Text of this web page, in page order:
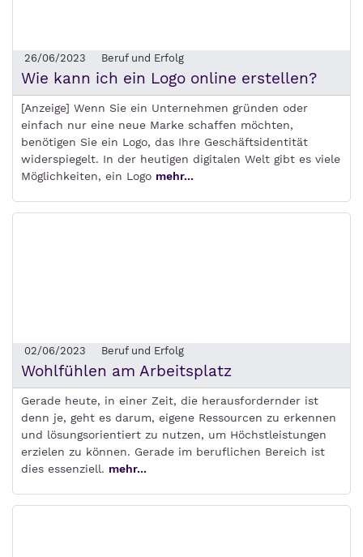
26/06/2023 Beruf und Erfolg
Wie kann ich ein Logo online erstellen?
[Anzeige] Wenn Sie ein Unternehmen gründen oder
einfach nur eine neue Marke schaffen möchten,
benötigen Sie ein Logo, das Ihre Geschäftsidentität
widerspiegelt. In der heutigen digitalen Welt gibt es viele
Möglichkeiten, ein Logo mehr...
02/06/2023 Beruf und Erfolg
Wohlfühlen am Arbeitsplatz
Gerade heute, in einer Zeit, die herausfordernder ist
denn je, geht es darum, eigene Ressourcen zu erkennen
und lösungsorientiert zu nutzen, um Höchstleistungen
erzielen zu können. Gerade im beruflichen Bereich ist
dies essenziell. mehr...